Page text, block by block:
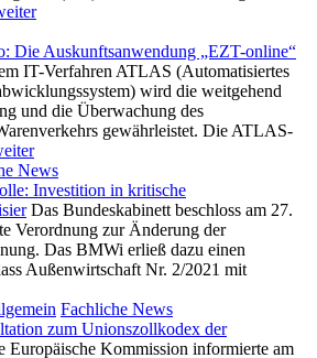
Die Auskunftsanwendung „EZT-online“
IT-Verfahren ATLAS (Automatisiertes
wird die weitgehend
und die Überwachung des
gewährleistet. Die ATLAS-
News
Investition in kritische
Das Bundeskabinett beschloss am 27.
Verordnung zur Änderung der
Das BMWi erließ dazu einen
Außenwirtschaft Nr. 2/2021 mit
Fachliche News
zum Unionszollkodex der
Europäische Kommission informierte am